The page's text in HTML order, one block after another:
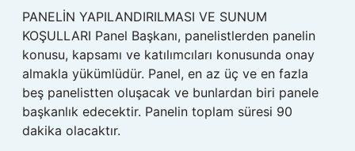
PANELİN YAPILANDIRILMASI VE SUNUM
KOŞULLARI Panel Başkanı, panelistlerden panelin
konusu, kapsamı ve katılımcıları konusunda onay
almakla yükümlüdür. Panel, en az üç ve en fazla
beş panelistten oluşacak ve bunlardan biri panele
başkanlık edecektir. Panelin toplam süresi 90
dakika olacaktır.